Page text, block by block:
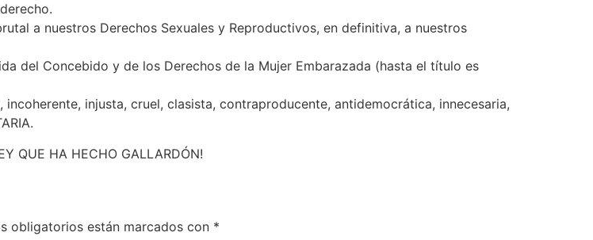
a nuestros Derechos Sexuales y Reproductivos, en definitiva, a nuestros
del Concebido y de los Derechos de la Mujer Embarazada (hasta el título es
injusta, cruel, clasista, contraproducente, antidemocrática, innecesaria,
QUE HA HECHO GALLARDÓN!
obligatorios están marcados con *